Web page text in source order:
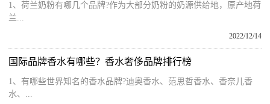
1、荷兰奶粉有哪几个品牌?作为大部分奶粉的奶源供给地，原产地荷
兰...
2022/12/14
国际品牌香水有哪些？香水奢侈品牌排行榜
1、有哪些世界知名的香水品牌?迪奥香水、范思哲香水、香奈儿香
水、...